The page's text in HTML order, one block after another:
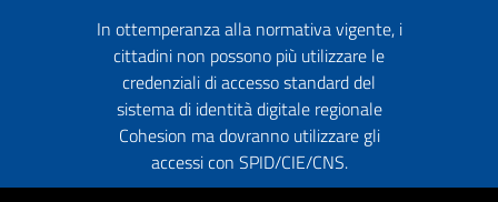
In ottemperanza alla normativa vigente, i
cittadini non possono più utilizzare le
credenziali di accesso standard del
sistema di identità digitale regionale
Cohesion ma dovranno utilizzare gli
accessi con SPID/CIE/CNS.